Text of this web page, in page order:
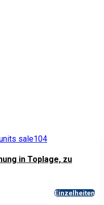
in Toplage, zu
Einzelheiten